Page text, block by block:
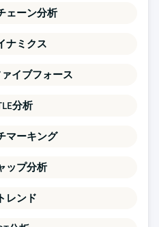
ェーン分析
ナミクス
イブフォース
分析
マーキング
ップ分析
レンド